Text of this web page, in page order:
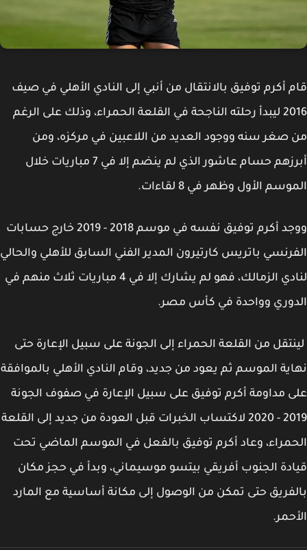
أكرم توفيق بالانتقال من أنبي إلى النادي الأهلي في صيف
2016 ليبدأ رحلته الناجحة في القلعة الحمراء، وذلك على الرغم
صغر سنه ووجود العديد من اللاعبين في مركزه، ومن
أبرزهم حسام عاشور الذي لم ينضم إلا في 7 مباريات خلال
الأول وظهر في 8 لقاءات.
ووجد أكرم توفيق نفسه في موسم 2018 - 2019 خارج حسابات
باتريس كارتيرون المدير الفني السابق للأهلي والحالي
لنادي الزمالك، فهو لم يشارك إلا في 4 مباريات ثلاث منهم في
وواحدة في كأس مصر.
من القلعة الحمراء إلى الجونة على سبيل الإعارة حتى
الموسم ثم يعود من جديد، وقام النادي الأهلي بالموافقة
مداومة أكرم توفيق على سبيل الإعارة في صفوف الجونة
2019 - 2020 لاكتساب الخبرات قبل العودة من جديد إلى القلعة
وعاد أكرم توفيق بالفعل في الموسم الماضي تحت
الجنوب أفريقي بيتسو موسيماني، وبدأ في حجز مكان
حتى تمكن من الوصول إلى مكانة أساسية مع المارد